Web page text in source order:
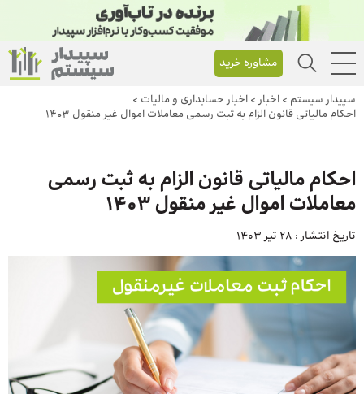
مشاوره خرید
سپیدار سیستم > اخبار> اخبار حسابداری و مالیات >
احکام مالیاتی قانون الزام به ثبت رسمی معاملات اموال غیر منقول ۱۴۰۳
احکام مالیاتی قانون الزام به ثبت رسمی
معاملات اموال غیر منقول ۱۴۰۳
تاریخ انتشار : 28 تیر 1403